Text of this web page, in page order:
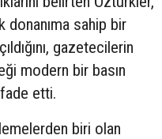
donanıma sahip bir
gazetecilerin
modern bir basın
etti.
biri olan